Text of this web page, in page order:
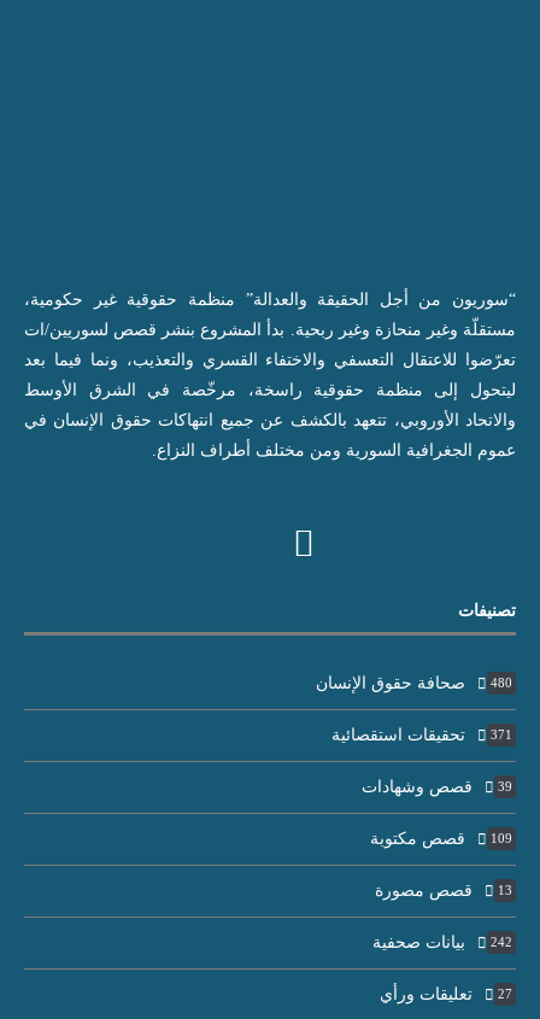
“سوريون من أجل الحقيقة والعدالة” منظمة حقوقية غير حكومية،
مستقلّة وغير منحازة وغير ربحية. بدأ المشروع بنشر قصص لسوريين/ات
تعرّضوا للاعتقال التعسفي والاختفاء القسري والتعذيب، ونما فيما بعد
ليتحول إلى منظمة حقوقية راسخة، مرخّصة في الشرق الأوسط
والاتحاد الأوروبي، تتعهد بالكشف عن جميع انتهاكات حقوق الإنسان في
عموم الجغرافية السورية ومن مختلف أطراف النزاع.
تصنيفات
صحافة حقوق الإنسان 480
تحقيقات استقصائية 371
قصص وشهادات 39
قصص مكتوبة 109
قصص مصورة 13
بيانات صحفية 242
تعليقات ورأي 27